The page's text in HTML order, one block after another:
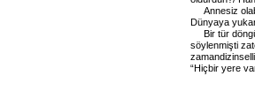
Annesiz
Dünyaya
Bir tür
söylenmişti
“Hiçbir yere